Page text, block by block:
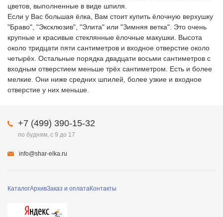
цветов, выполненные в виде шпиля.
Если у Вас большая ёлка, Вам стоит купить ёлочную верхушку
"Браво", "Эксклюзив", "Элита" или "Зимняя ветка". Это очень
крупные и красивые стеклянные ёлочные макушки. Высота
около тридцати пяти сантиметров и входное отверстие около
четырёх. Остальные порядка двадцати восьми сантиметров с
входным отверстием меньше трёх сантиметром. Есть и более
мелкие. Они ниже средних шпилей, более узкие и входное
отверстие у них меньше.
КаталогАрхивЗаказ и оплатаКонтакты
+7 (499) 390-15-32
по будням, с 9 до 17
info@shar-elka.ru